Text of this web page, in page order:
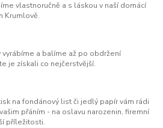
vlastnoručně a s láskou v naší domácí
Krumlově.
vyrábíme a balíme až po obdržení
je získali co nejčerstvější.
na fondánový list či jedlý papír vám rádi
přáním - na oslavu narozenin, firemní
příležitosti.